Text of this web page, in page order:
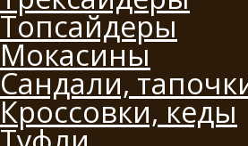
Топсайдеры
Мокасины
Сандали,
Кроссовки, кеды